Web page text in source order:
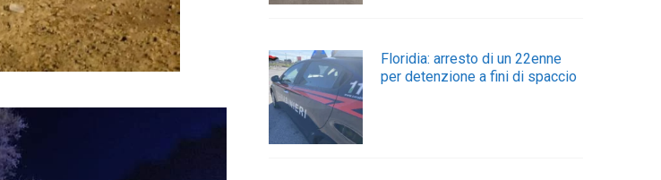
Floridia: arresto di un 22enne
per detenzione a fini di spaccio